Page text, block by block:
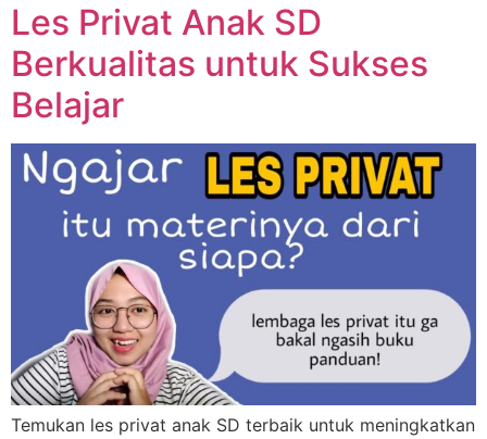
Les Privat Anak SD
Berkualitas untuk Sukses
Belajar
Temukan les privat anak SD terbaik untuk meningkatkan